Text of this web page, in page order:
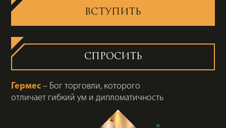
ВСТУПИТЬ
СПРОСИТЬ
Гермес – Бог торговли, которого
отличает гибкий ум и дипломатичность